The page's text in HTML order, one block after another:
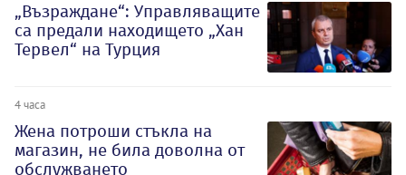
„Възраждане“: Управляващите
са предали находището „Хан
Тервел“ на Турция
4 часа
Жена потроши стъкла на
магазин, не била доволна от
обслужването